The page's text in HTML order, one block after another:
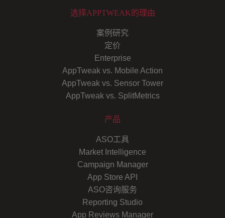
选择APPTWEAK的理由
案例研究
定价
Enterprise
AppTweak vs. Mobile Action
AppTweak vs. Sensor Tower
AppTweak vs. SplitMetrics
产品
ASO工具
Market Intelligence
Campaign Manager
App Store API
ASO咨询服务
Reporting Studio
App Reviews Manager